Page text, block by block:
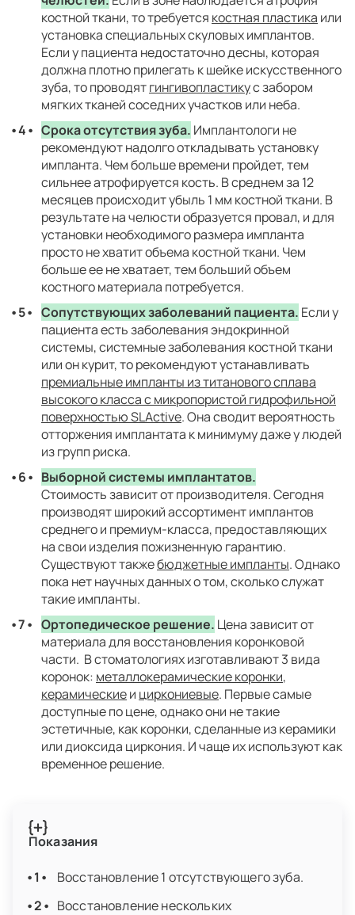
костной ткани, то требуется костная пластика или
установка специальных скуловых имплантов.
Если у пациента недостаточно десны, которая
должна плотно прилегать к шейке искусственного
зуба, то проводятгингивопластикус забором
мягких тканей соседних участков или неба.
Срока отсутствия зуба. Имплантологи не
рекомендуют надолго откладывать установку
импланта. Чем больше времени пройдет, тем
сильнее атрофируется кость. В среднем за 12
месяцев происходит убыль 1 мм костной ткани. В
результате на челюсти образуется провал, и для
установки необходимого размера импланта
просто не хватит объема костной ткани. Чем
больше ее не хватает, тем больший объем
костного материала потребуется.
Сопутствующих заболеваний пациента. Если у
пациента есть заболевания эндокринной
системы, системные заболевания костной ткани
или он курит, то рекомендуют устанавливать
премиальные импланты из титанового сплава
высокого класса с микропористой гидрофильной
поверхностью SLActive. Она сводит вероятность
отторжения имплантата к минимуму даже у людей
из групп риска.
Выборной системы имплантатов.
Стоимость зависит от производителя. Сегодня
производят широкий ассортимент имплантов
среднего и премиум-класса, предоставляющих
на свои изделия пожизненную гарантию.
Существуют такжебюджетные импланты. Однако
пока нет научных данных о том, сколько служат
такие импланты.
Ортопедическое решение. Цена зависит от
материала для восстановления коронковой
части. В стоматологиях изготавливают 3 вида
коронок: металлокерамические коронки,
керамическиеи циркониевые. Первые самые
доступные по цене, однако они не такие
эстетичные, как коронки, сделанные из керамики
или диоксида циркония. И чаще их используют как
временное решение.
Показания
Восстановление 1 отсутствующего зуба.
Восстановление нескольких